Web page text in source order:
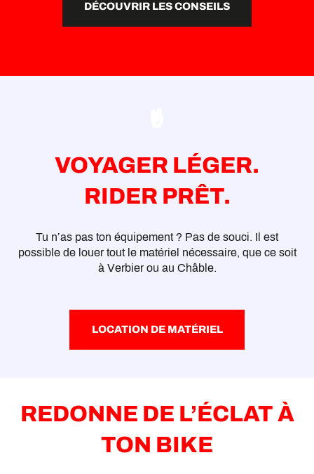
DÉCOUVRIR LES CONSEILS
VOYAGER LÉGER.
RIDER PRÊT.
Tu n’as pas ton équipement ? Pas de souci. Il est
possible de louer tout le matériel nécessaire, que ce soit
à Verbier ou au Châble.
LOCATION DE MATÉRIEL
REDONNE DE L’ÉCLAT À
TON BIKE